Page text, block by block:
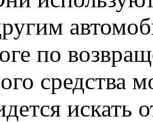
по
средства
искать